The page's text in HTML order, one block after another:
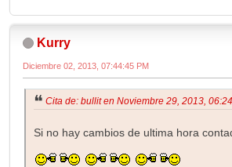
Kurry
Diciembre 02, 2013, 07:44:45 PM
Cita de: bullit en Noviembre 29, 2013,
Si no hay cambios de ultima hora